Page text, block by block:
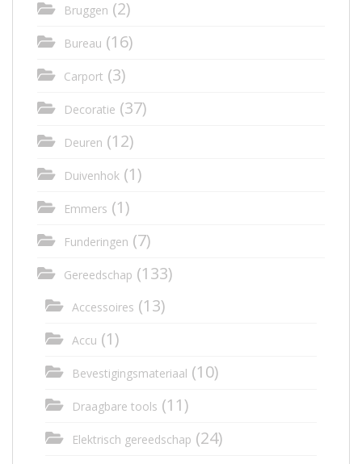
Bruggen (2)
Bureau (16)
Carport (3)
Decoratie (37)
Deuren (12)
Duivenhok (1)
Emmers (1)
Funderingen (7)
Gereedschap (133)
Accessoires (13)
Accu (1)
Bevestigingsmateriaal (10)
Draagbare tools (11)
Elektrisch gereedschap (24)